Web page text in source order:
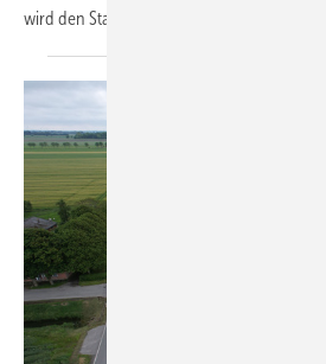
wird den Status Quo und die Perspektive der